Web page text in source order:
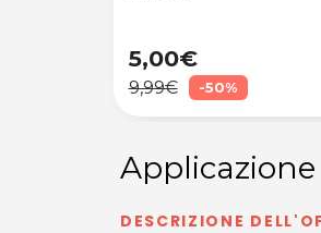
5,00€
9,99€ -50%
DESCRIZIONE